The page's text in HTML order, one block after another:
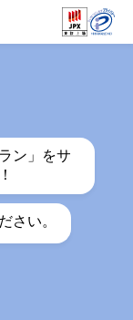
ン」をサ
さい。